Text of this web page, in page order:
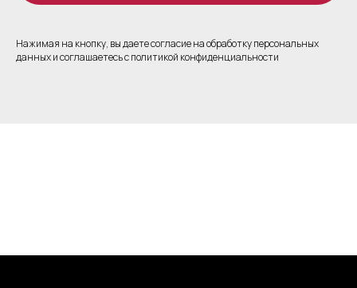
Нажимая на кнопку, вы даете согласие на обработку персональных
данных и соглашаетесь c политикой конфиденциальности